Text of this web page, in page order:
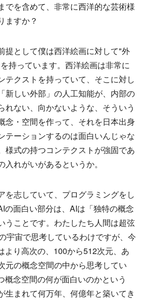
でを含めて、非常に西洋的な芸術様
ますか？
提として僕は西洋絵画に対して"外
持っています。西洋絵画は非常に
テクストを持っていて、そこに対し
新しい外部」の人工知能が、内部の
れない、向かないような、そういう
念・空間を作って、それを日本出身
テーションするのは面白いんじゃな
様式の持つコンテクストが強固であ
れがいがあるというか。
を志していて、プログラミングをし
の面白い部分は、AIは「独特の概念
うことです。わたしたち人間は超弦
宇宙で思考しているわけですが、今
より高次の、100から512次元、あ
元の概念空間の中から思考してい
概念空間の何が面白いのかという
生まれて何万年、何億年と築いてき